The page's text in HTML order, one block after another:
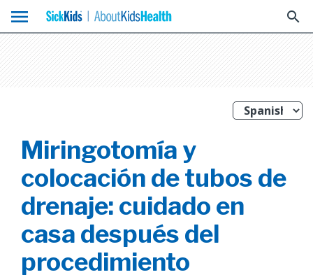
menu search
Miringotomía y
colocación de tubos de
drenaje: cuidado en
casa después del
procedimiento